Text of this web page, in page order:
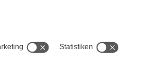
Newsletter